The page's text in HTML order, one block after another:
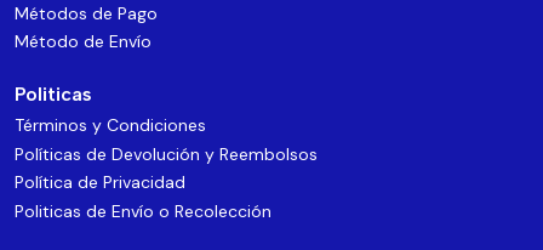
Métodos de Pago
Método de Envío
Politicas
Términos y Condiciones
Políticas de Devolución y Reembolsos
Política de Privacidad
Politicas de Envío o Recolección